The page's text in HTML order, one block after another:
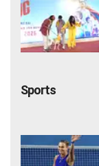
Sports